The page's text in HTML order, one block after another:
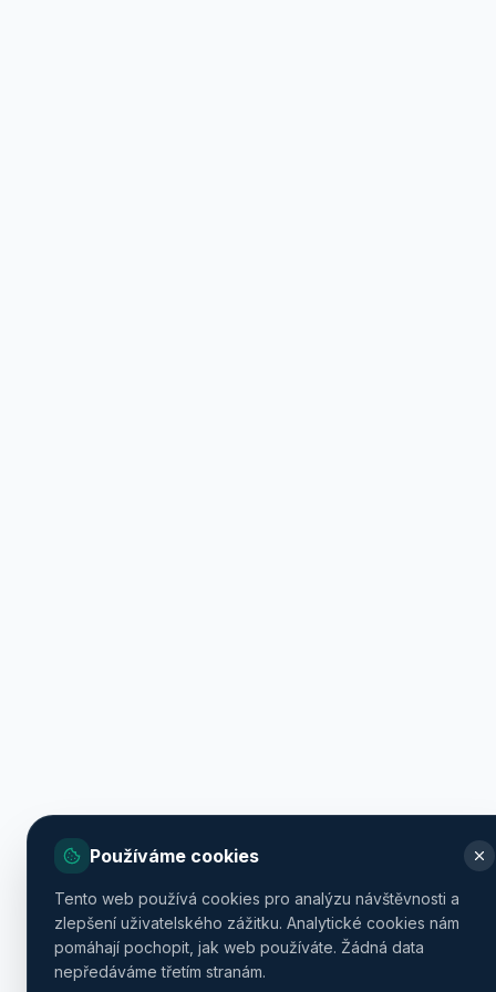
Používáme cookies
Tento web používá cookies pro analýzu návštěvnosti a
zlepšení uživatelského zážitku. Analytické cookies nám
pomáhají pochopit, jak web používáte. Žádná data
nepředáváme třetím stranám.